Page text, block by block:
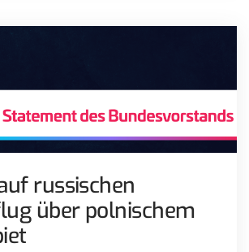
russischen
über polnischem